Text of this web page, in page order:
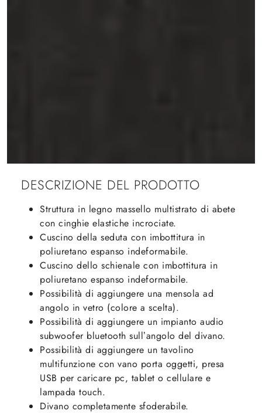
DESCRIZIONE DEL PRODOTTO
Struttura in legno massello multistrato di abete
con cinghie elastiche incrociate.
Cuscino della seduta con imbottitura in
poliuretano espanso indeformabile.
Cuscino dello schienale con imbottitura in
poliuretano espanso indeformabile.
Possibilità di aggiungere una mensola ad
angolo in vetro (colore a scelta).
Possibilità di aggiungere un impianto audio
subwoofer bluetooth sull’angolo del divano.
Possibilità di aggiungere un tavolino
multifunzione con vano porta oggetti, presa
USB per caricare pc, tablet o cellulare e
lampada touch.
Divano completamente sfoderabile.